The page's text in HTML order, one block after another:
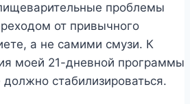
проблемы
от привычного
а не самими смузи. К
моей 21-дневной программы
стабилизироваться.